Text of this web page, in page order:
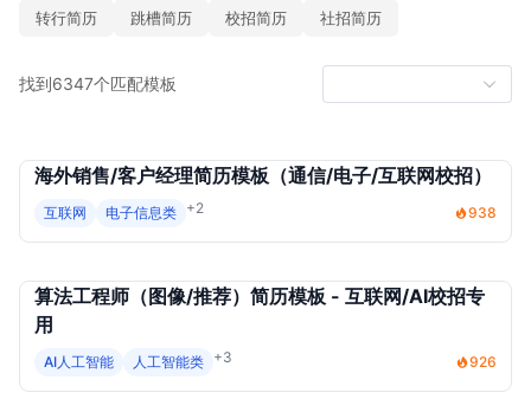
转行简历
跳槽简历 校招简历 社招简历
找到6347个匹配模板
海外销售/客户经理简历模板（通信/电子/互联网校招）
互联网 电子信息类 +2 938
算法工程师（图像/推荐）简历模板 - 互联网/AI校招专
用
AI人工智能 人工智能类 +3 926